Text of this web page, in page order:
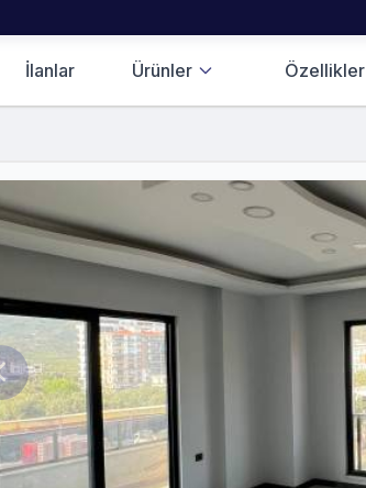
İlanlar Ürünler Özellikler